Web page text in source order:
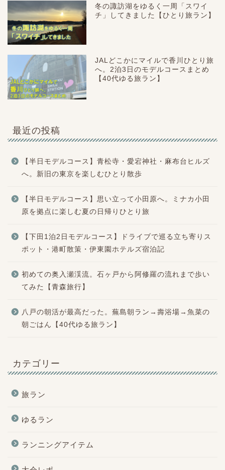
冬の諏訪湖をゆるく一周「スワイ
チ」してきました【ひとり旅ラン】
JALどこかにマイルで香川ひとり旅
へ。2泊3日のモデルコースまとめ
【40代ゆる旅ラン】
最近の投稿
【半日モデルコース】青松寺・愛宕神社・麻布台ヒルズ
へ。新旧の東京を楽しむひとり散歩
【半日モデルコース】思い立って小田原へ。ミナカ小田
原を拠点に楽しむ夏の日帰りひとり旅
【下田1泊2日モデルコース】ドライブで巡る立ち寄りス
ポット・港町散策・伊東園ホテルズ宿泊記
初めての奥入瀬渓流。石ヶ戸から阿修羅の流れまで歩い
てみた【青森旅行】
八戸の朝活が最高だった。蕪島朝ラン→壽浴場→魚菜の
朝ごはん【40代ゆる旅ラン】
カテゴリー
旅ラン
ゆるラン
ランニングアイテム